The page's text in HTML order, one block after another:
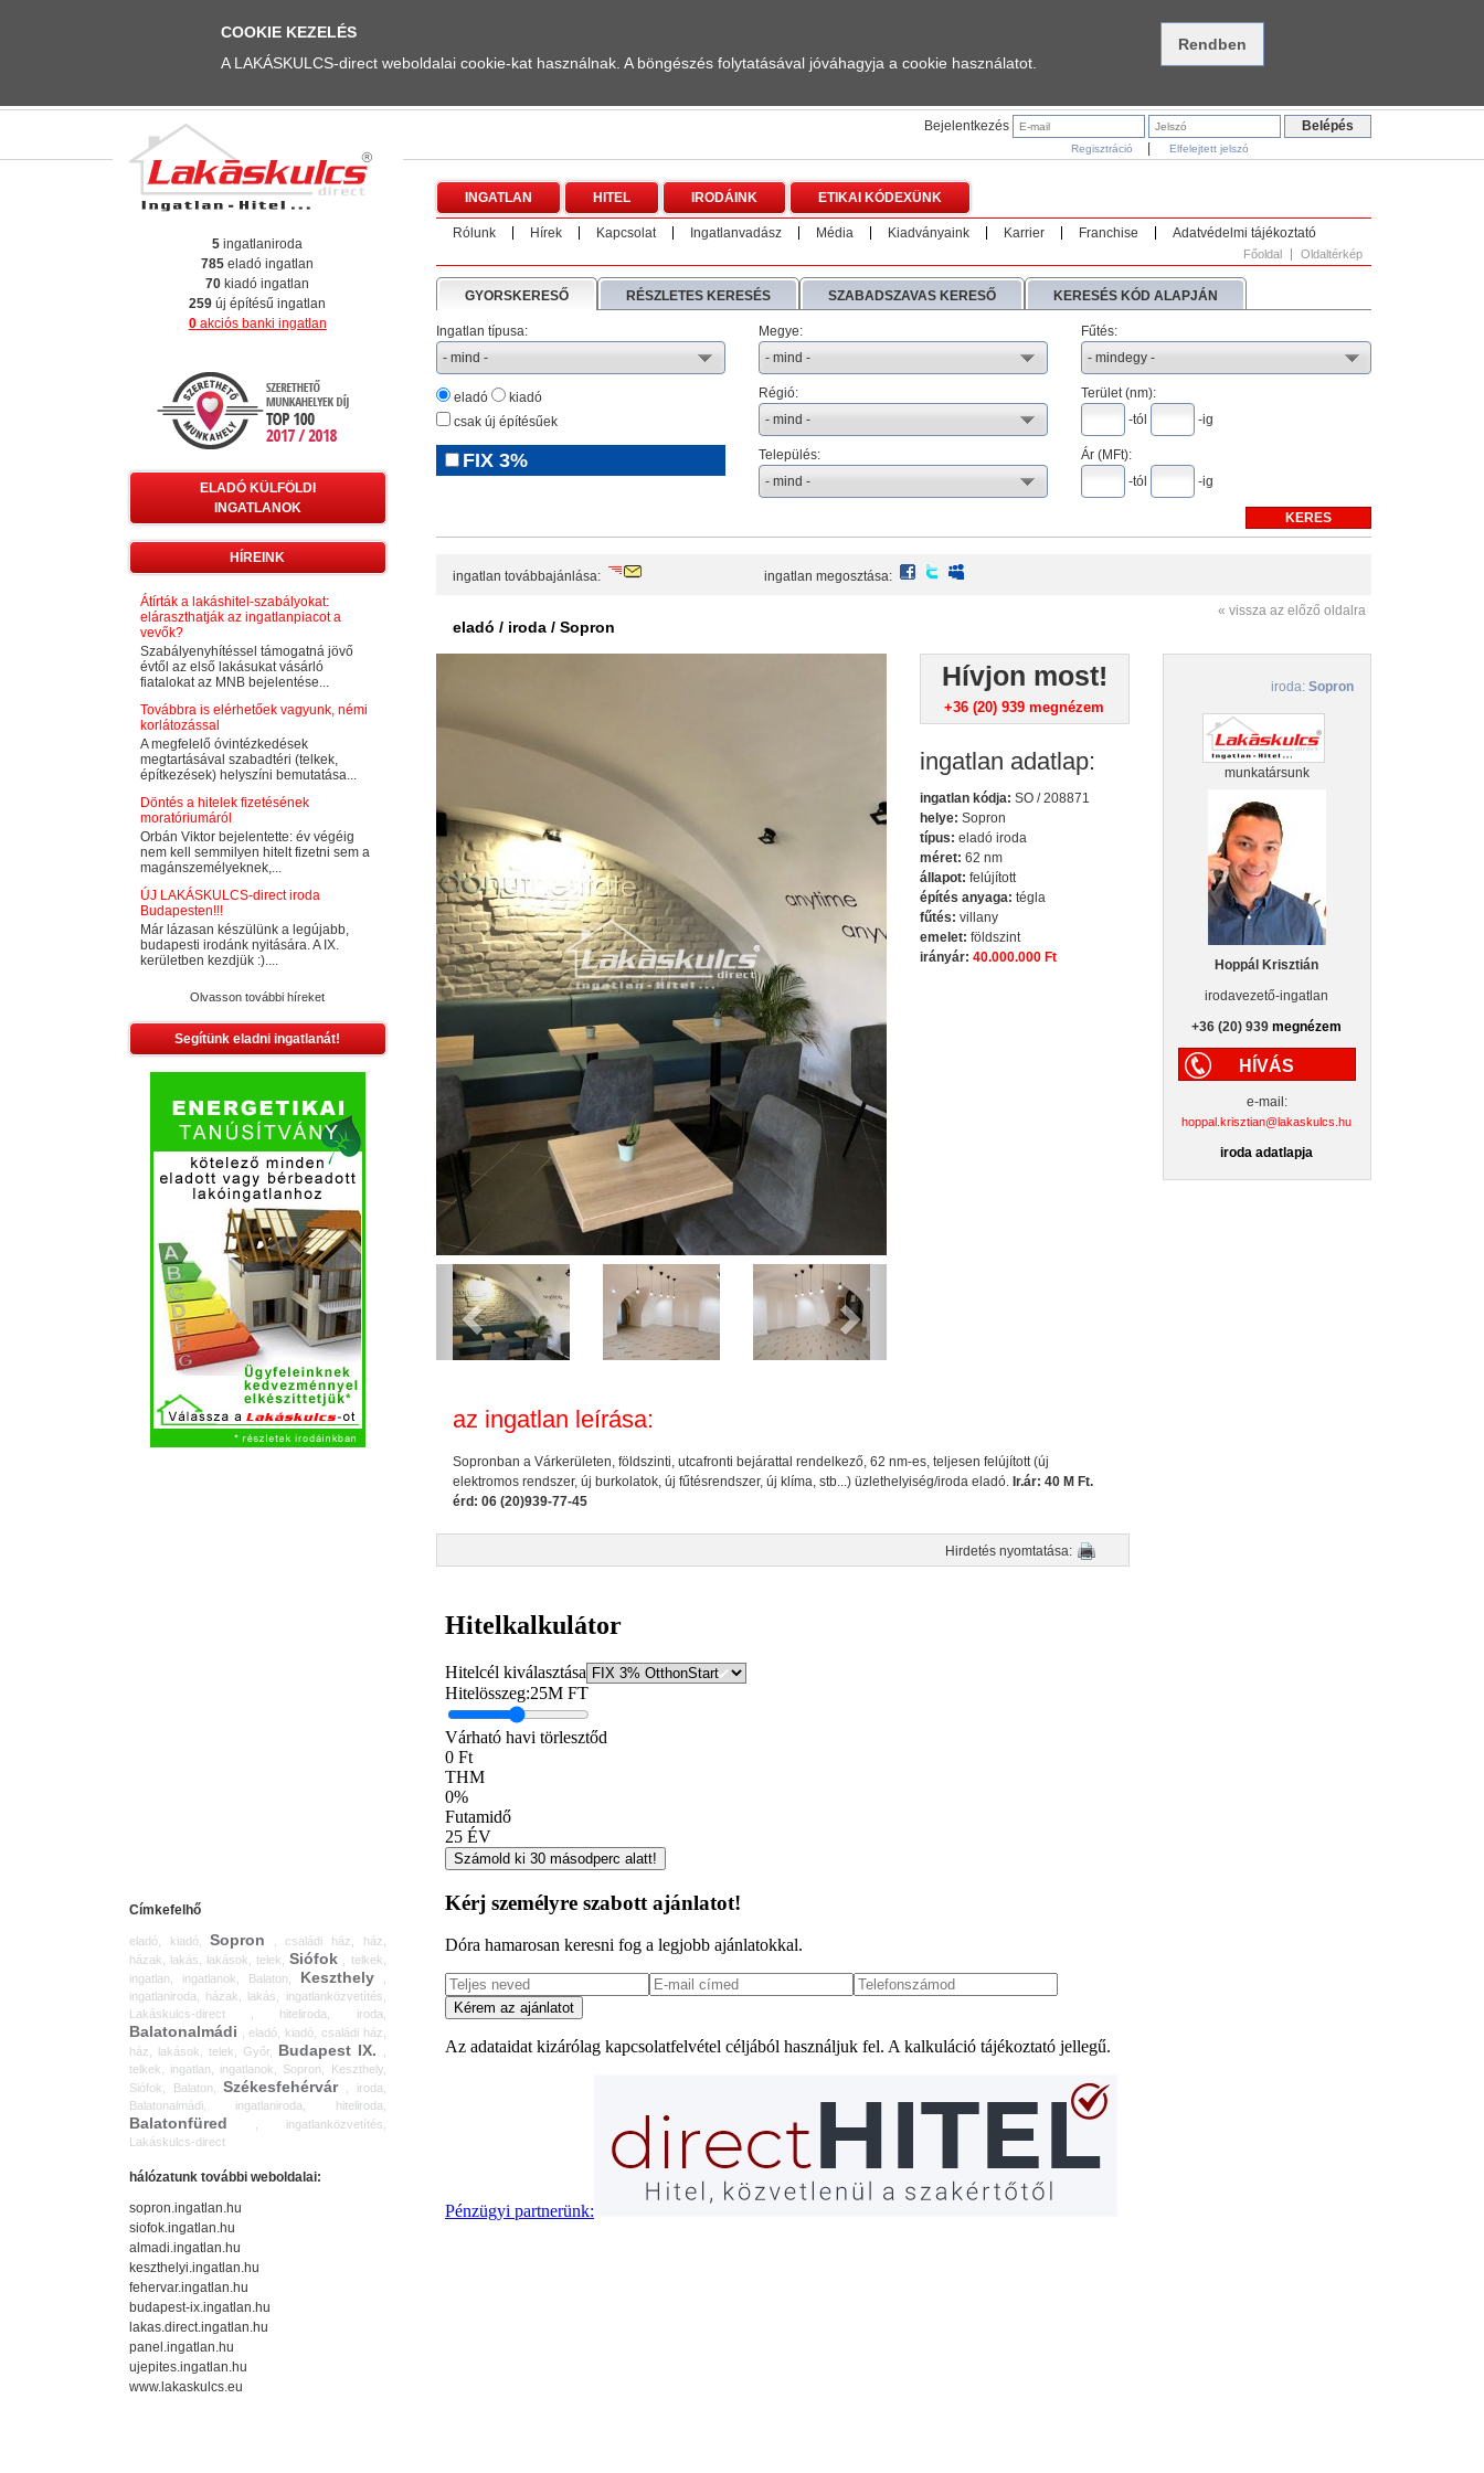
COOKIE KEZELÉS
A LAKÁSKULCS-direct weboldalai cookie-kat használnak. A böngészés folytatásával jóváhagyja a cookie használatot.
Bejelentkezés
Regisztráció Elfelejtett jelszó
INGATLAN HITEL IRODÁINK ETIKAI KÓDEXÜNK
Rólunk Hírek Kapcsolat Ingatlanvadász Média Kiadványaink Karrier Franchise Adatvédelmi tájékoztató
Főoldal Oldaltérkép
GYORSKERESŐ RÉSZLETES KERESÉS SZABADSZAVAS KERESŐ KERESÉS KÓD ALAPJÁN
Ingatlan típusa:
eladó
kiadó
csak új építésűek
FIX 3%
Megye:
Régió:
Település:
Fűtés:
Terület (nm):
-tól
-ig
Ár (MFt):
-tól
-ig
ingatlan továbbajánlása: ingatlan megosztása: facebook
twitter
eladó / iroda / Sopron
« vissza az előző oldalra
Previous
Hívjon most!
+36 (20) 939megnézem
ingatlan adatlap:
ingatlan kódja: SO / 208871
helye: Sopron
típus: eladó iroda
méret: 62 nm
állapot: felújított
építés anyaga: tégla
fűtés: villany
emelet: földszint
irányár: 40.000.000 Ft
az ingatlan leírása:
Sopronban a Várkerületen, földszinti, utcafronti bejárattal rendelkező, 62 nm-es, teljesen felújított (új
elektromos rendszer, új burkolatok, új fűtésrendszer, új klíma, stb...) üzlethelyiség/iroda eladó. Ir.ár: 40 M Ft.
érd: 06 (20)939-77-45
Hirdetés nyomtatása:
iroda: Sopron
munkatársunk
Hoppál Krisztián
irodavezető-ingatlan
+36 (20) 939megnézem
HÍVÁS
e-mail:
hoppal.krisztian@lakaskulcs.hu
iroda adatlapja
5 ingatlaniroda
785 eladó ingatlan
70 kiadó ingatlan
259 új építésű ingatlan
0akciós banki ingatlan
ELADÓ KÜLFÖLDI
INGATLANOK
HÍREINK
Átírták a lakáshitel-szabályokat:
eláraszthatják az ingatlanpiacot a
vevők?
Szabályenyhítéssel támogatná jövő
évtől az első lakásukat vásárló
fiatalokat az MNB bejelentése...
Továbbra is elérhetőek vagyunk, némi
korlátozással
A megfelelő óvintézkedések
megtartásával szabadtéri (telkek,
építkezések) helyszíni bemutatása...
Döntés a hitelek fizetésének
moratóriumáról
Orbán Viktor bejelentette: év végéig
nem kell semmilyen hitelt fizetni sem a
magánszemélyeknek,...
ÚJ LAKÁSKULCS-direct iroda
Budapesten!!!
Már lázasan készülünk a legújabb,
budapesti irodánk nyitására. A IX.
kerületben kezdjük :)....
Olvasson további híreket
Segítünk eladni ingatlanát!
Címkefelhő
eladó, kiadó,Sopron , családi ház, ház,
házak, lakás, lakások, telek,Siófok , telkek,
ingatlan, ingatlanok, Balaton,
Keszthely,
ingatlaniroda, házak, lakás, ingatlanközvetítés,
Lakáskulcs-direct , hiteliroda, iroda,
Balatonalmádi , eladó, kiadó, családi ház,
ház, lakások, telek, Győr, Budapest IX.
telkek, ingatlan, ingatlanok, Sopron, Keszthely,
Siófok, Balaton,Székesfehérvár, iroda,
Balatonalmádi, ingatlaniroda, hiteliroda,
Balatonfüred , ingatlanközvetítés,
Lakáskulcs-direct
hálózatunk további weboldalai:
sopron.ingatlan.hu
siofok.ingatlan.hu
almadi.ingatlan.hu
keszthelyi.ingatlan.hu
fehervar.ingatlan.hu
budapest-ix.ingatlan.hu
lakas.direct.ingatlan.hu
panel.ingatlan.hu
ujepites.ingatlan.hu
www.lakaskulcs.eu